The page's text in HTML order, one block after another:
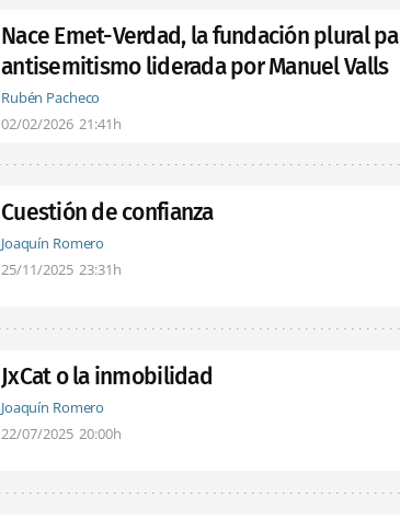
Nace Emet-Verdad, la fundación plural
antisemitismo liderada por Manuel Valls
Rubén Pacheco
02/02/2026 21:41h
Cuestión de confianza
Joaquín Romero
25/11/2025 23:31h
JxCat o la inmobilidad
Joaquín Romero
22/07/2025 20:00h